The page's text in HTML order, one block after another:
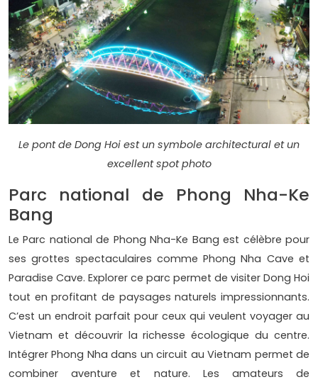
Le pont de Dong Hoi est un symbole architectural et un
excellent spot photo
Parc national de Phong Nha-Ke
Bang
Le Parc national de Phong Nha-Ke Bang est célèbre pour
ses grottes spectaculaires comme Phong Nha Cave et
Paradise Cave. Explorer ce parc permet de visiter Dong Hoi
tout en profitant de paysages naturels impressionnants.
C’est un endroit parfait pour ceux qui veulent voyager au
Vietnam et découvrir la richesse écologique du centre.
Intégrer Phong Nha dans un circuit au Vietnam permet de
combiner aventure et nature. Les amateurs de